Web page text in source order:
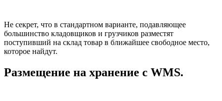
Не секрет, что в стандартном варианте, подавляющее
большинство кладовщиков и грузчиков разместят
поступивший на склад товар в ближайшее свободное место,
которое найдут.
Размещение на хранение с WMS.